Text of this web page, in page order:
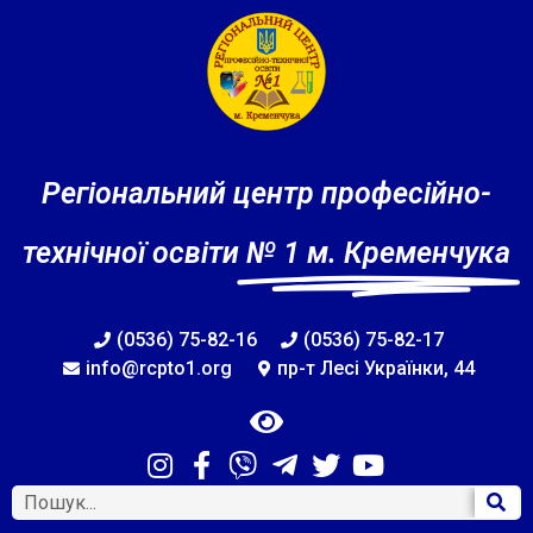
Регіональний центр професійно-
технічної освіти № 1 м. Кременчука
(0536) 75-82-16
(0536) 75-82-17
info@rcpto1.org
пр-т Лесі Українки, 44